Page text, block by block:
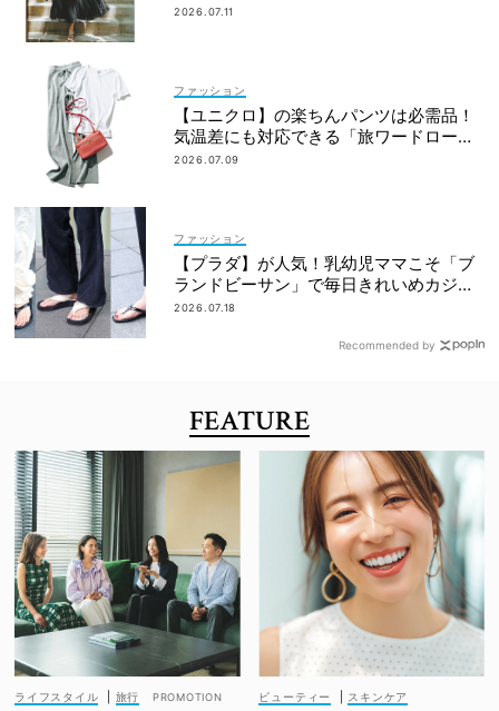
2026.07.11
ファッション
【ユニクロ】の楽ちんパンツは必需品！
気温差にも対応できる「旅ワードロー
ブ」7選
2026.07.09
ファッション
【プラダ】が人気！乳幼児ママこそ「ブ
ランドビーサン」で毎日きれいめカジュ
アルが叶う
2026.07.18
Recommended by
FEATURE
ライフスタイル
旅行
ビューティー スキンケア